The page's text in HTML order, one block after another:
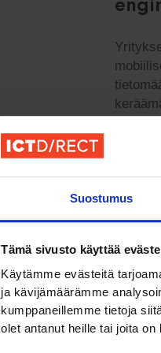
Suostumus
Tämä sivusto käyttää
Käytämme evästeitä
ja kävijämäärämme
kumppaneillemme tietoja
olet antanut heille tai joita
3.